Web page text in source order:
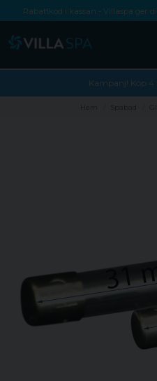
Rabattkod i kassan - Villaspa ger
Kampanj! Köp 4
Hem Spabad